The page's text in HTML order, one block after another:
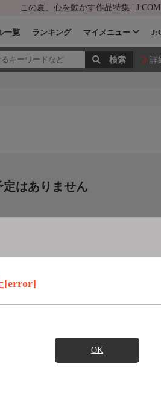
この夏、心を動かす作品特集 |
一覧 ランキング マイメニュー
詳
[error]
OK
はありません